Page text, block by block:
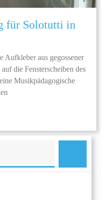
für Solotutti in
Aufkleber aus gegossener
die Fensterscheiben des
Musikpädagogische